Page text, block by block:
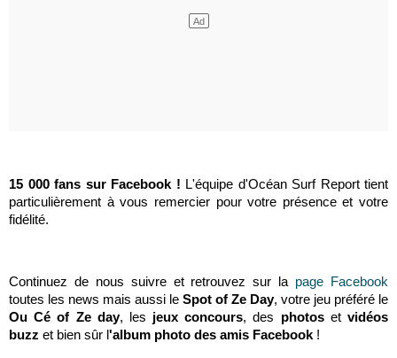
15 000 fans sur Facebook ! L'équipe d'Océan Surf Report tient
particulièrement à vous remercier pour votre présence et votre
fidélité.
Continuez de nous suivre et retrouvez sur la page Facebook
toutes les news mais aussi le Spot of Ze Day, votre jeu préféré le
Ou Cé of Ze day, les jeux concours, des photos etvidéos
buzz et bien sûr l'album photo des amis Facebook !